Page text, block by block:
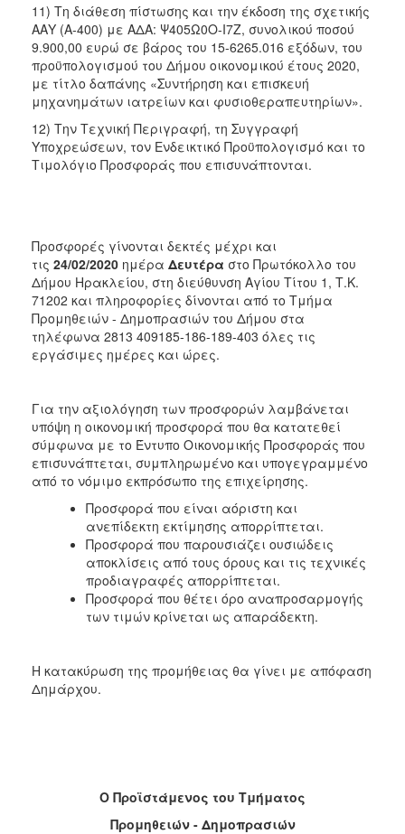
11) Τη διάθεση πίστωσης και την έκδοση της σχετικής
ΑΑΥ (A-400) με ΑΔΑ: Ψ405Ω0Ο-Ι7Ζ, συνολικού ποσού
9.900,00 ευρώ σε βάρος του 15-6265.016 εξόδων, του
προϋπολογισμού του Δήμου οικονομικού έτους 2020,
με τίτλο δαπάνης «Συντήρηση και επισκευή
μηχανημάτων ιατρείων και φυσιοθεραπευτηρίων».
12) Την Τεχνική Περιγραφή, τη Συγγραφή
Υποχρεώσεων, τον Ενδεικτικό Προϋπολογισμό και το
Τιμολόγιο Προσφοράς που επισυνάπτονται.
Προσφορές γίνονται δεκτές μέχρι και
τις 24/02/2020 ημέρα Δευτέρα στο Πρωτόκολλο του
Δήμου Ηρακλείου, στη διεύθυνση Αγίου Τίτου 1, Τ.Κ.
71202 και πληροφορίες δίνονται από το Τμήμα
Προμηθειών - Δημοπρασιών του Δήμου στα
τηλέφωνα 2813 409185-186-189-403 όλες τις
εργάσιμες ημέρες και ώρες.
Για την αξιολόγηση των προσφορών λαμβάνεται
υπόψη η οικονομική προσφορά που θα κατατεθεί
σύμφωνα με το Έντυπο Οικονομικής Προσφοράς που
επισυνάπτεται, συμπληρωμένο και υπογεγραμμένο
από το νόμιμο εκπρόσωπο της επιχείρησης.
Προσφορά που είναι αόριστη και
ανεπίδεκτη εκτίμησης απορρίπτεται.
Προσφορά που παρουσιάζει ουσιώδεις
αποκλίσεις από τους όρους και τις τεχνικές
προδιαγραφές απορρίπτεται.
Προσφορά που θέτει όρο αναπροσαρμογής
των τιμών κρίνεται ως απαράδεκτη.
Η κατακύρωση της προμήθειας θα γίνει με απόφαση
Δημάρχου.
Ο Προϊστάμενος του Τμήματος
Προμηθειών - Δημοπρασιών